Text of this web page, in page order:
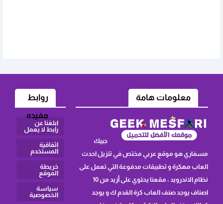
معلومات هامة
جييك
مسفاري هو موقع عربي مختص في تنزيل احدث
العاب مهكرة و تطبيقات مدفوعة التي تعمل على
نظام الاندرويد ، مقعنا يحتوي على أزيد من 10
اصناف يوجد صنف العاب كرة القدم ك و يوجد
روابط
مفيده
ابلغنا عن
رابط لا يعمل
اثفاقية
المستخدم
خريطة
الموقع
سياسة
الخصوصية